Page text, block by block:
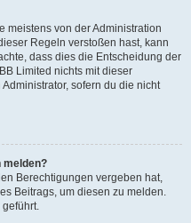
meistens von der Administration
Regeln verstoßen hast, kann
dass dies die Entscheidung der
Limited nichts mit dieser
sofern du die nicht
melden?
Berechtigungen vergeben hat,
Beitrags, um diesen zu melden.
geführt.